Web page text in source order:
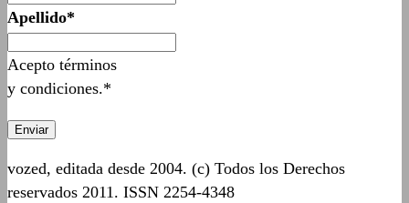
Apellido*
Acepto términos
y condiciones.*
vozed, editada desde 2004. (c) Todos los Derechos
reservados 2011. ISSN 2254-4348